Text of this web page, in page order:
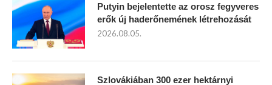
Putyin bejelentette az orosz fegyveres
erők új haderőnemének létrehozását
2026.08.05.
Szlovákiában 300 ezer hektárnyi